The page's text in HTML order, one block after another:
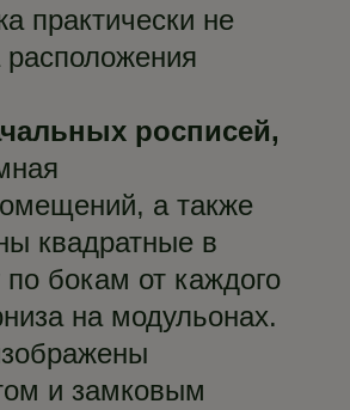
практически не
расположения
росписей,
а также
квадратные в
бокам от каждого
на модульонах.
и замковым